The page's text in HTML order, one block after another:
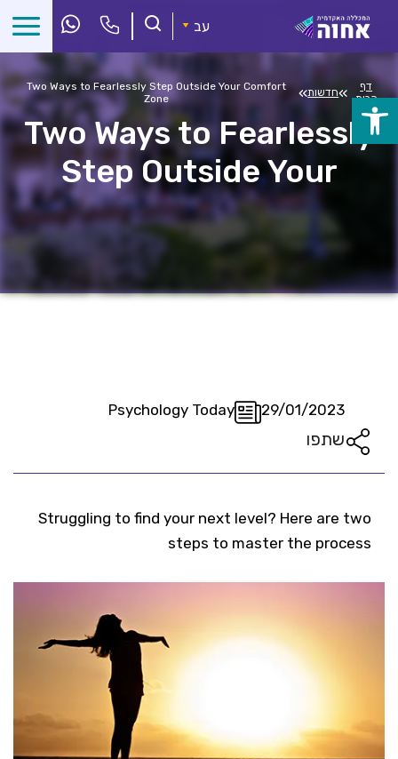
פתח
סרגל
נגישות
התוכן
עב
דף
הבית
»חדשות»
Two Ways to Fearlessly Step Outside Your Comfort
Zone
Two Ways to Fearlessly
Step Outside Your
Comfort Zone
29/01/2023
Psychology Today
שתפו
Struggling to find your next level? Here are two
steps to master the process